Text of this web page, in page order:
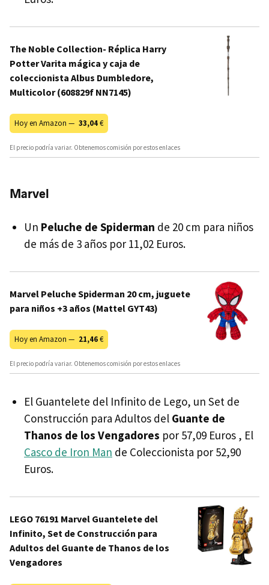
The Noble Collection- Réplica Harry
Potter Varita mágica y caja de
coleccionista Albus Dumbledore,
Multicolor (608829f NN7145)
Hoy en Amazon — 33,04€
El precio podría variar. Obtenemos comisión por estos enlaces
Marvel
Un Peluche de Spiderman de 20 cm para niños
de más de 3 años por 11,02 Euros.
Marvel Peluche Spiderman 20 cm, juguete
para niños +3 años (Mattel GYT43)
Hoy en Amazon — 21,46€
El precio podría variar. Obtenemos comisión por estos enlaces
El Guantelete del Infinito de Lego, un Set de
Construcción para Adultos del Guante de
Thanos de los Vengadores por 57,09 Euros , El
Casco de Iron Man de Coleccionista por 52,90
Euros.
LEGO 76191 Marvel Guantelete del
Infinito, Set de Construcción para
Adultos del Guante de Thanos de los
Vengadores